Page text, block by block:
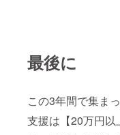
最後に
この3年間で集ま
支援は【20万円以